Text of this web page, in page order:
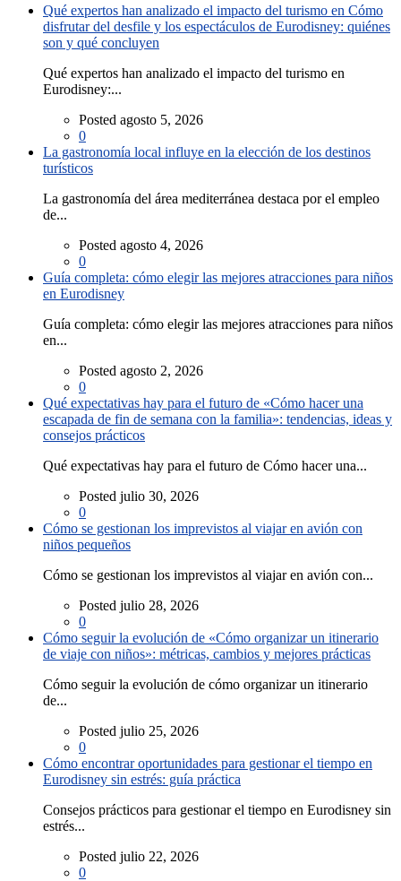
Qué expertos han analizado el impacto del turismo en Cómo
disfrutar del desfile y los espectáculos de Eurodisney: quiénes
son y qué concluyen
Qué expertos han analizado el impacto del turismo en
Eurodisney:...
Posted agosto 5, 2026
0
La gastronomía local influye en la elección de los destinos
turísticos
La gastronomía del área mediterránea destaca por el empleo
de...
Posted agosto 4, 2026
0
Guía completa: cómo elegir las mejores atracciones para niños
en Eurodisney
Guía completa: cómo elegir las mejores atracciones para niños
en...
Posted agosto 2, 2026
0
Qué expectativas hay para el futuro de «Cómo hacer una
escapada de fin de semana con la familia»: tendencias, ideas y
consejos prácticos
Qué expectativas hay para el futuro de Cómo hacer una...
Posted julio 30, 2026
0
Cómo se gestionan los imprevistos al viajar en avión con
niños pequeños
Cómo se gestionan los imprevistos al viajar en avión con...
Posted julio 28, 2026
0
Cómo seguir la evolución de «Cómo organizar un itinerario
de viaje con niños»: métricas, cambios y mejores prácticas
Cómo seguir la evolución de cómo organizar un itinerario
de...
Posted julio 25, 2026
0
Cómo encontrar oportunidades para gestionar el tiempo en
Eurodisney sin estrés: guía práctica
Consejos prácticos para gestionar el tiempo en Eurodisney sin
estrés...
Posted julio 22, 2026
0